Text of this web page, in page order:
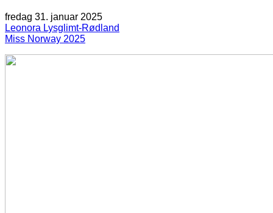
fredag 31. januar 2025
Leonora Lysglimt-Rødland
Miss Norway 2025